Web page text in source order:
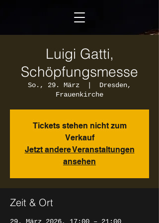
Luigi Gatti,
Schöpfungsmesse
So., 29. März
Dresden,
Frauenkirche
Tickets stehen nicht zum
Verkauf
Jetzt andere Veranstaltungen
ansehen
Zeit & Ort